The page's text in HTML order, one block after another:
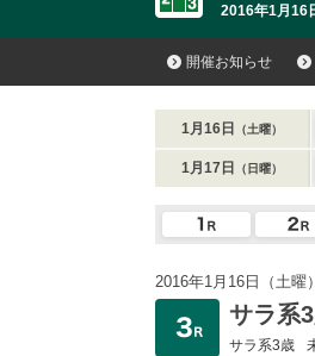
2016年1月16
開催お知らせ
1月16日 （土曜）
1月17日 （日曜）
2016年1月16日（土曜
サラ系
サラ系3歳